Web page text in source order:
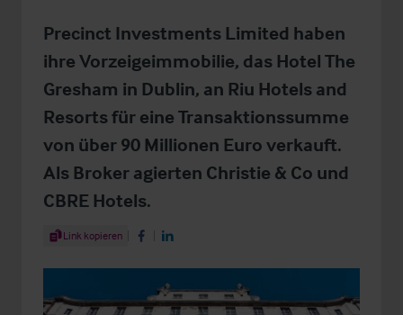
Precinct Investments Limited haben
ihre Vorzeigeimmobilie, das Hotel The
Gresham in Dublin, an Riu Hotels and
Resorts für eine Transaktionssumme
von über 90 Millionen Euro verkauft.
Als Broker agierten Christie & Co und
CBRE Hotels.
Share Article
Link kopieren Share on Facebook
Share on LinkedIn